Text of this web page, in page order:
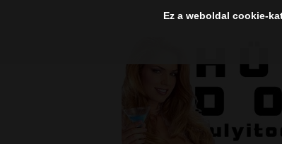
Ez a weboldal cookie-